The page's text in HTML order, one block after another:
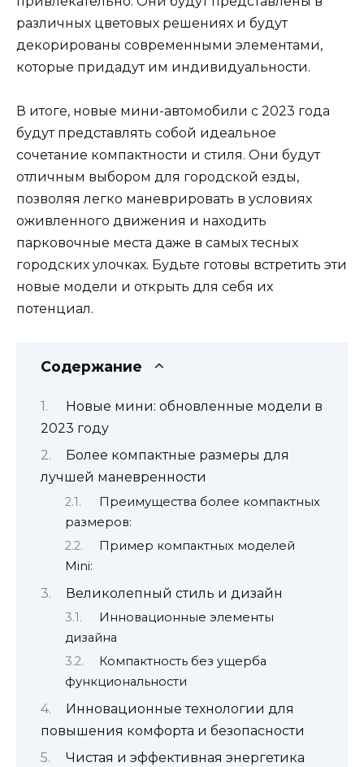
различных цветовых решениях и будут
декорированы современными элементами,
которые придадут им индивидуальности.
В итоге, новые мини-автомобили с 2023 года
будут представлять собой идеальное
сочетание компактности и стиля. Они будут
отличным выбором для городской езды,
позволяя легко маневрировать в условиях
оживленного движения и находить
парковочные места даже в самых тесных
городских улочках. Будьте готовы встретить эти
новые модели и открыть для себя их
потенциал.
Содержание
Новые мини: обновленные модели в
2023 году
Более компактные размеры для
лучшей маневренности
Преимущества более компактных
размеров:
Пример компактных моделей
Mini:
Великолепный стиль и дизайн
Инновационные элементы
дизайна
Компактность без ущерба
функциональности
Инновационные технологии для
повышения комфорта и безопасности
Чистая и эффективная энергетика